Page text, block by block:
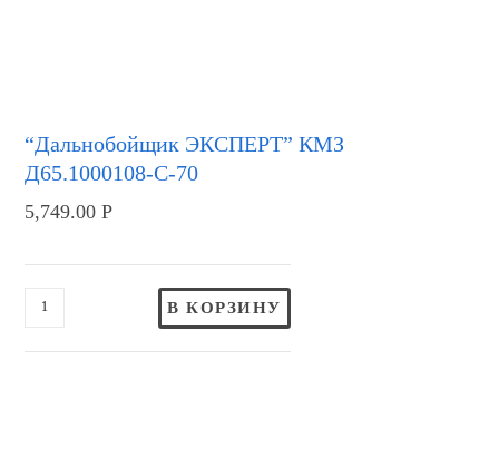
“Дальнобойщик ЭКСПЕРТ” КМЗ
Д65.1000108-С-70
5,749.00Р
В КОРЗИНУ